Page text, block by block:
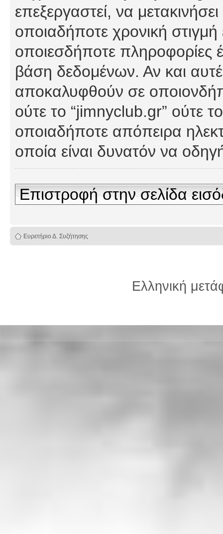
επεξεργαστεί, να
οποιαδήποτε χρονική στιγμή
οποιεσδήποτε πληροφορίες
βάση δεδομένων. Αν και
αποκαλυφθούν σε
ούτε το “jimnyclub.gr” ούτε
οποιαδήποτε απόπειρα
οποία είναι δυνατόν να
Επιστροφή στην σελίδα
Ευρετήριο Δ. Συζήτησης
Ελληνική